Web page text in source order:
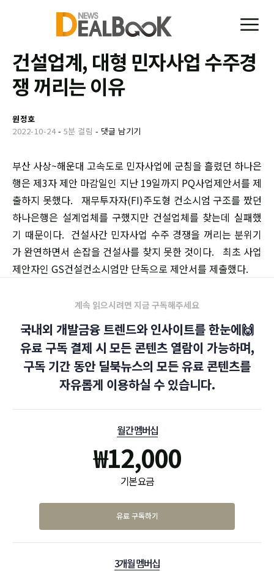
건설업계, 대형 민자사업 수주경
쟁 꺼리는 이유
원정호
2022-10-24- 5분 걸림 - 댓글 남기기
부산 사상~해운대 고속도로 민자사업에 군침을 흘렸던 하나은
행은 제3자 제안 마감일인 지난 19일까지 PQ사업제안서를 제
출하지 못했다. 재무투자자(FI)주도형 컨소시엄 구조를 짰던
하나은행은 설계업체를 구했지만 건설업체를 찾는데 실패했
기 때문이다. 건설사간 민자사업 수주 경쟁을 꺼리는 분위기
가 완연하면서 손잡을 건설사를 찾지 못한 것이다. 최초 사업
제안자인 GS건설컨소시엄만 단독으로 제안서를 제출했다.
계속 읽으시려면 지금 구독해주세요
국내외 개발금융 트렌드와 인사이트를 한눈에🙌
유료 구독 결제 시 모든 콘텐츠 열람이 가능하며,
구독 기간 동안 딜북뉴스의 모든 유료 콘텐츠를
자유롭게 이용하실 수 있습니다.
월간 멤버십
₩12,000
기본 요금
유료 구독하기
3개월 멤버십